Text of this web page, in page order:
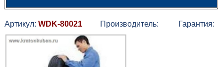
Артикул: WDK-80021Производитель: Гарантия: